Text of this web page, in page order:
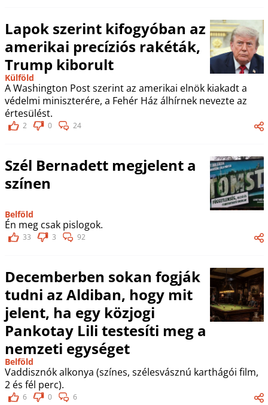
Lapok szerint kifogyóban az
amerikai precíziós rakéták,
Trump kiborult
Külföld
A Washington Post szerint az amerikai elnök kiakadt a
védelmi miniszterére, a Fehér Ház álhírnek nevezte az
értesülést.
2 0 24
Szél Bernadett megjelent a
színen
Belföld
Én meg csak pislogok.
33 3 92
Decemberben sokan fogják
tudni az Aldiban, hogy mit
jelent, ha egy közjogi
Pankotay Lili testesíti meg a
nemzeti egységet
Belföld
Vaddisznók alkonya (színes, szélesvásznú karthágói film,
2 és fél perc).
6 0 6